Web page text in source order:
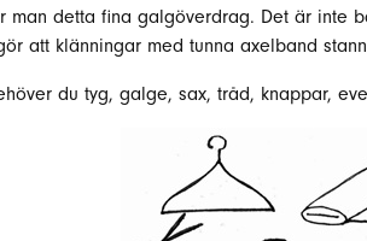
man detta fina galgöverdrag. Det är inte
att klänningar med tunna axelband
du tyg, galge, sax, tråd, knappar,